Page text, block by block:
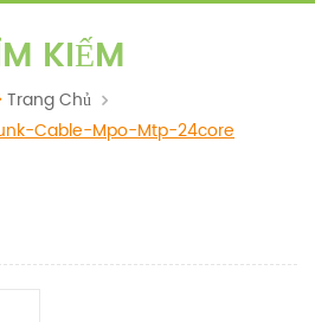
KIẾM
Trang Chủ
Cable-Mpo-Mtp-24core